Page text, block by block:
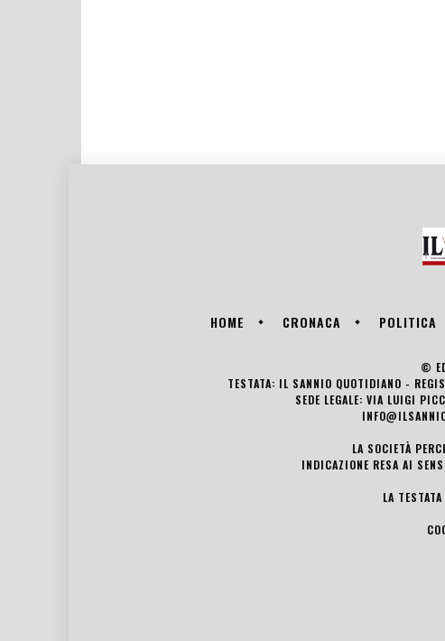
HOME CRONACA POLITICA
©
TESTATA: IL SANNIO QUOTIDIANO -
SEDE LEGALE: VIA LUIGI
LA SOCIETÀ
INDICAZIONE RESA AI
LA